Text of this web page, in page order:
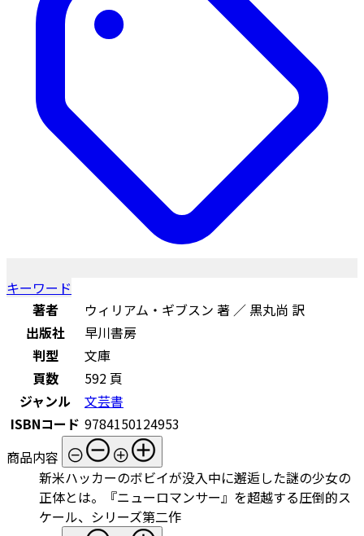
キーワード
著者
ウィリアム・ギブスン 著 ／ 黒丸尚 訳
出版社
早川書房
判型
文庫
頁数
592 頁
ジャンル
文芸書
ISBNコード 9784150124953
商品内容
新米ハッカーのボビイが没入中に邂逅した謎の少女の
正体とは。『ニューロマンサー』を超越する圧倒的ス
ケール、シリーズ第二作